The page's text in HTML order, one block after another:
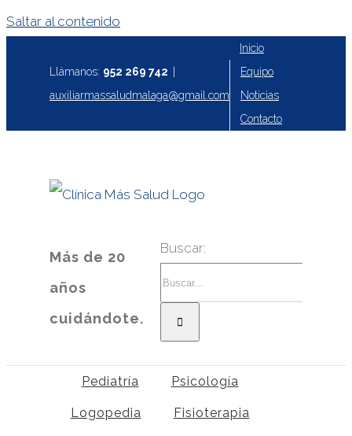
Saltar al contenido
Llámanos: 952 269 742
auxiliarmassaludmalaga@gmail.com
Inicio
Equipo
Noticias
Contacto
Más de 20
años
cuidándote.
Buscar:
Pediatría Psicología
Logopedia Fisioterapia